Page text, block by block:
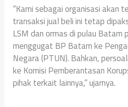
“Kami sebagai organisasi akan
transaksi jual beli ini tetap
LSM dan ormas di pulau Batam
menggugat BP Batam ke
Negara (PTUN). Bahkan,
ke Komisi Pemberantasan
pihak terkait lainnya,” ujarnya.